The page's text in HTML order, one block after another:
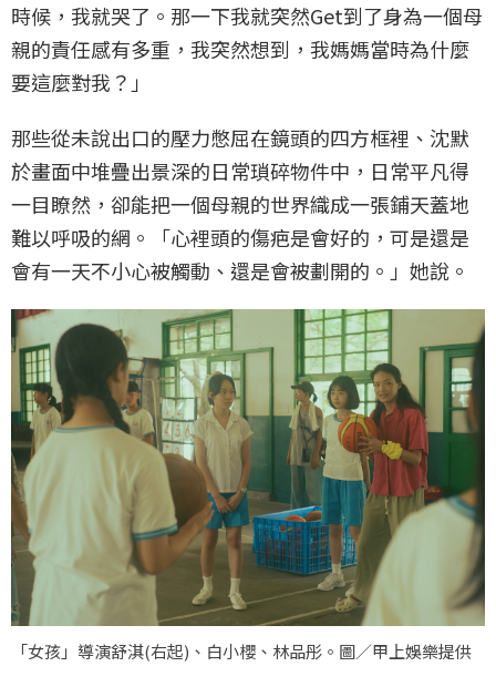
時候，我就哭了。那一下我就突然Get到了身為一個母
親的責任感有多重，我突然想到，我媽媽當時為什麼
要這麼對我？」
那些從未說出口的壓力憋屈在鏡頭的四方框裡、沈默
於畫面中堆疊出景深的日常瑣碎物件中，日常平凡得
一目瞭然，卻能把一個母親的世界織成一張鋪天蓋地
難以呼吸的網。「心裡頭的傷疤是會好的，可是還是
會有一天不小心被觸動、還是會被劃開的。」她說。
「女孩」導演舒淇(右起)、白小櫻、林品彤。圖／甲上娛樂提供